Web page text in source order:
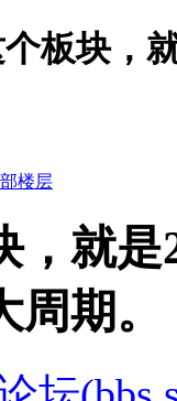
板块，
楼层
，就
期。